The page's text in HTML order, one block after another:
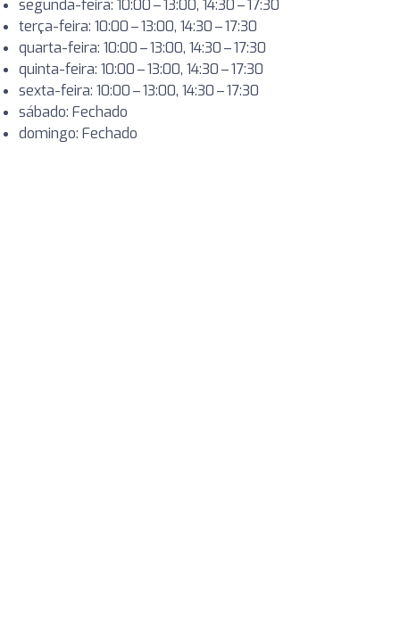
segunda-feira: 10:00 – 13:00, 14:30 – 17:30
terça-feira: 10:00 – 13:00, 14:30 – 17:30
quarta-feira: 10:00 – 13:00, 14:30 – 17:30
quinta-feira: 10:00 – 13:00, 14:30 – 17:30
sexta-feira: 10:00 – 13:00, 14:30 – 17:30
sábado: Fechado
domingo: Fechado